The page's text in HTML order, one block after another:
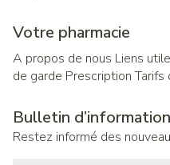
Votre pharmacie
A propos de nous Liens
de garde Prescription Tarifs
Bulletin d’information
Restez informé des